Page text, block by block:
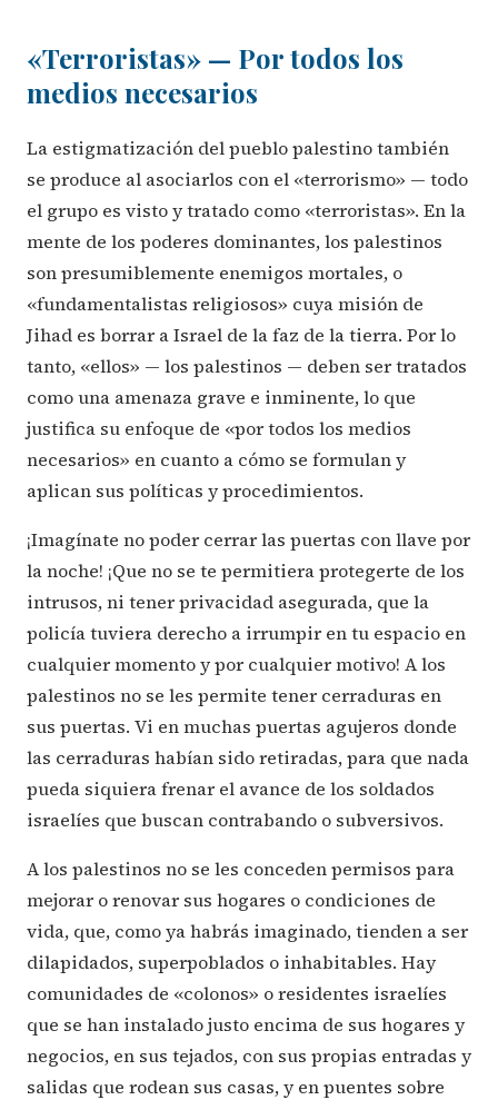
«Terroristas» — Por todos los
medios necesarios
La estigmatización del pueblo palestino también
se produce al asociarlos con el «terrorismo» — todo
el grupo es visto y tratado como «terroristas». En la
mente de los poderes dominantes, los palestinos
son presumiblemente enemigos mortales, o
«fundamentalistas religiosos» cuya misión de
Jihad es borrar a Israel de la faz de la tierra. Por lo
tanto, «ellos» — los palestinos — deben ser tratados
como una amenaza grave e inminente, lo que
justifica su enfoque de «por todos los medios
necesarios» en cuanto a cómo se formulan y
aplican sus políticas y procedimientos.
¡Imagínate no poder cerrar las puertas con llave por
la noche! ¡Que no se te permitiera protegerte de los
intrusos, ni tener privacidad asegurada, que la
policía tuviera derecho a irrumpir en tu espacio en
cualquier momento y por cualquier motivo! A los
palestinos no se les permite tener cerraduras en
sus puertas. Vi en muchas puertas agujeros donde
las cerraduras habían sido retiradas, para que nada
pueda siquiera frenar el avance de los soldados
israelíes que buscan contrabando o subversivos.
A los palestinos no se les conceden permisos para
mejorar o renovar sus hogares o condiciones de
vida, que, como ya habrás imaginado, tienden a ser
dilapidados, superpoblados o inhabitables. Hay
comunidades de «colonos» o residentes israelíes
que se han instalado justo encima de sus hogares y
negocios, en sus tejados, con sus propias entradas y
salidas que rodean sus casas, y en puentes sobre